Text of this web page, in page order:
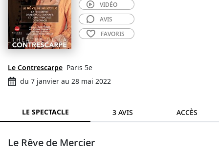
Le Contrescarpe Paris 5e
du 7 janvier au 28 mai 2022
VIDÉO
AVIS
FAVORIS
LE SPECTACLE 3 AVIS ACCÈS
Le Rêve de Mercier